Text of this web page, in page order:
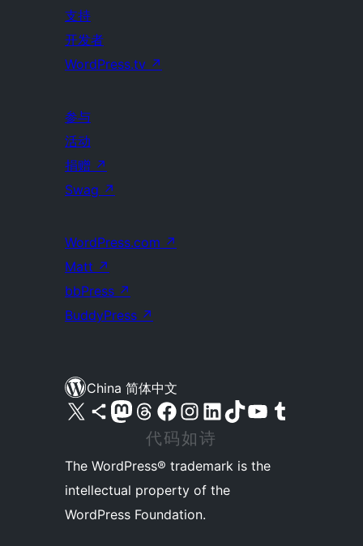
支持
开发者
WordPress.tv ↗
参与
活动
捐赠 ↗
Swag ↗
WordPress.com ↗
Matt ↗
bbPress ↗
BuddyPress ↗
China 简体中文
关注我们的 X（原 Twitter）账号 访问我们的 Bluesky 账号 关注我们的 Mastodon 账号 访问我们的 Threads 账号 访问我们的 Facebook 公共主页 关注我们的 Instagram 账号 关注我们的 LinkedIn 主页 访问我们的 TikTok 账号 访问我们的 YouTube 频道 访问我们的 Tumblr 账号
代码如诗
The WordPress® trademark is the
intellectual property of the
WordPress Foundation.